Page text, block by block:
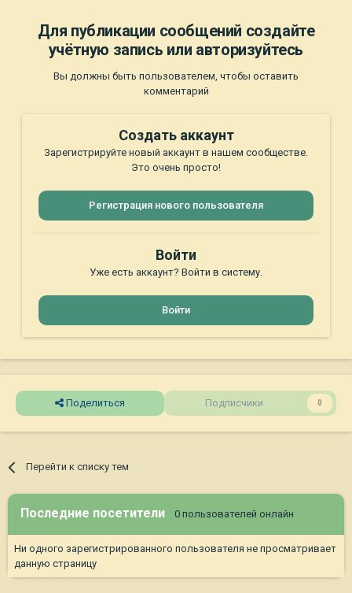
Для публикации сообщений создайте
учётную запись или авторизуйтесь
Вы должны быть пользователем, чтобы оставить
комментарий
Создать аккаунт
Зарегистрируйте новый аккаунт в нашем сообществе.
Это очень просто!
Регистрация нового пользователя
Войти
Уже есть аккаунт? Войти в систему.
Войти
Поделиться Подписчики 0
Перейти к списку тем
Последние посетители 0 пользователей онлайн
Ни одного зарегистрированного пользователя не просматривает
данную страницу